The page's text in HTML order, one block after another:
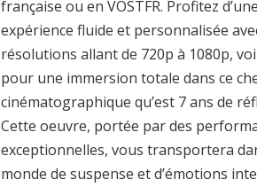
française ou en VOSTFR. Profitez d’une
expérience fluide et personnalisée
résolutions allant de 720p à 1080p,
pour une immersion totale dans ce
cinématographique qu’est 7 ans de
Cette oeuvre, portée par des
exceptionnelles, vous transportera
monde de suspense et d’émotions